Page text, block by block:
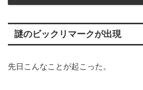
謎のビックリマークが出現
先日こんなことが起こった。